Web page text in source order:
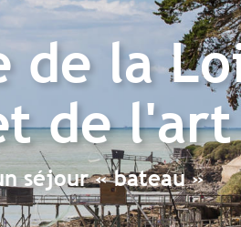
de la
de l'art
séjour « bateau »